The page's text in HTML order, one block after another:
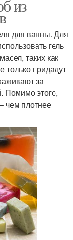
из
для ванны. Для
гель
таких как
только придадут
за
Помимо этого,
чем плотнее